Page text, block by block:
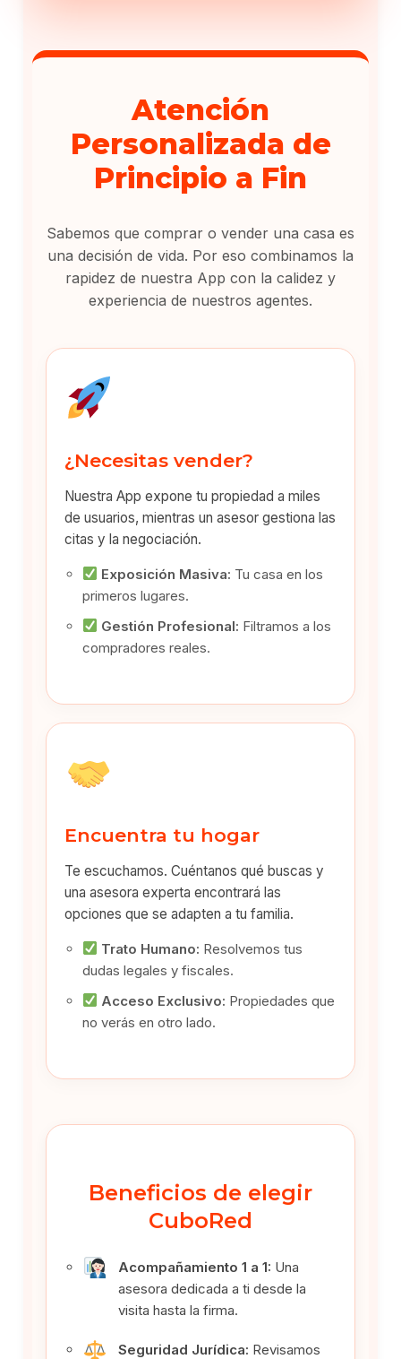
Atención
Personalizada de
Principio a Fin
Sabemos que comprar o vender una casa es
una decisión de vida. Por eso combinamos la
rapidez de nuestra App con la calidez y
experiencia de nuestros agentes.
¿Necesitas vender?
Nuestra App expone tu propiedad a miles
de usuarios, mientras un asesor gestiona las
citas y la negociación.
Exposición Masiva: Tu casa en los
primeros lugares.
Gestión Profesional: Filtramos a los
compradores reales.
Encuentra tu hogar
Te escuchamos. Cuéntanos qué buscas y
una asesora experta encontrará las
opciones que se adapten a tu familia.
Trato Humano: Resolvemos tus
dudas legales y fiscales.
Acceso Exclusivo: Propiedades que
no verás en otro lado.
Beneficios de elegir
CuboRed
Acompañamiento 1 a 1: Una
asesora dedicada a ti desde la
visita hasta la firma.
Seguridad Jurídica: Revisamos